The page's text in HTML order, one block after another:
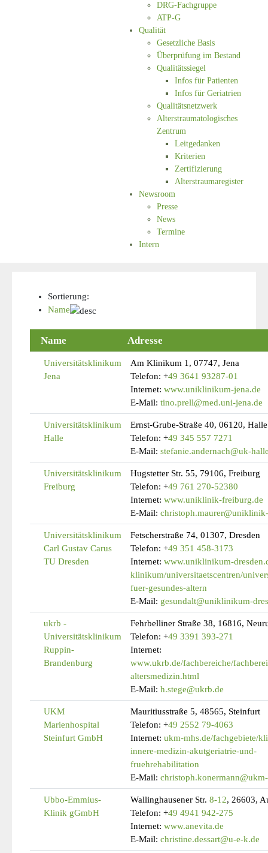
DRG-Fachgruppe
ATP-G
Qualität
Gesetzliche Basis
Überprüfung im Bestand
Qualitätssiegel
Infos für Patienten
Infos für Geriatrien
Qualitätsnetzwerk
Alterstraumatologisches
Zentrum
Leitgedanken
Kriterien
Zertifizierung
Alterstraumaregister
Newsroom
Presse
News
Termine
Intern
Sortierung:
Name
Name Adresse
Universitätsklinikum
Jena
Am Klinikum 1, 07747, Jena
Telefon: +49 3641 93287-01
Internet: www.uniklinikum-jena.de
E-Mail: tino.prell@med.uni-jena.de
Universitätsklinikum
Halle
Ernst-Grube-Straße 40, 06120, Halle
Telefon: +49 345 557 7271
E-Mail: stefanie.andernach@uk-
Universitätsklinikum
Freiburg
Hugstetter Str. 55, 79106, Freiburg
Telefon: +49 761 270-52380
Internet: www.uniklinik-freiburg.de
E-Mail:
Universitätsklinikum
Carl Gustav Carus
TU Dresden
Fetscherstraße 74, 01307, Dresden
Telefon: +49 351 458-3173
Internet: www.uniklinikum-
klinikum/universitaetscentren/
fuer-gesundes-altern
E-Mail: gesundalt@uniklinikum-
ukrb -
Universitätsklinikum
Ruppin-
Brandenburg
Fehrbelliner Straße 38, 16816,
Telefon: +49 3391 393-271
Internet:
www.ukrb.de/fachbereiche/
altersmedizin.html
E-Mail: h.stege@ukrb.de
UKM
Marienhospital
Steinfurt GmbH
Mauritiusstraße 5, 48565, Steinfurt
Telefon: +49 2552 79-4063
Internet: ukm-mhs.de/fachgebiete/
innere-medizin-akutgeriatrie-und-
fruehrehabilitation
E-Mail:
Ubbo-Emmius-
Klinik gGmbH
Wallinghausener Str. 8-12, 26603,
Telefon: +49 4941 942-275
Internet: www.anevita.de
E-Mail: christine.dessart@u-e-k.de